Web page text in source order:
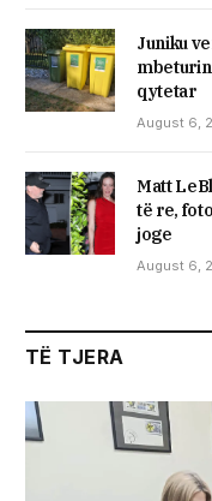
Juniku
qytetar
August 6,
Matt
të re,
joge
August 6,
TË TJERA